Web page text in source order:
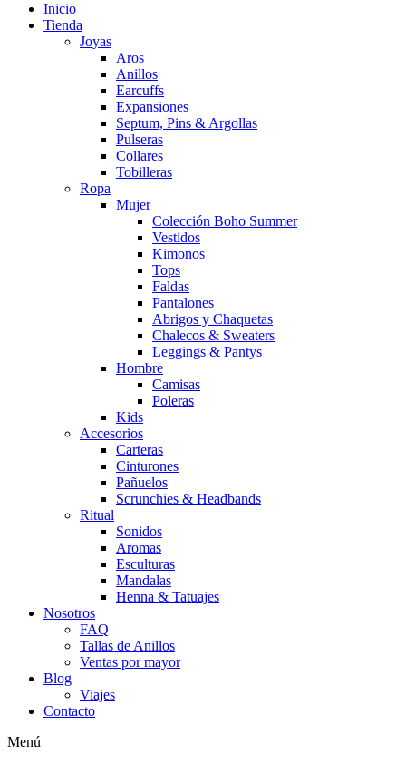
Inicio
Tienda
Joyas
Aros
Anillos
Earcuffs
Expansiones
Septum, Pins & Argollas
Pulseras
Collares
Tobilleras
Ropa
Mujer
Colección Boho Summer
Vestidos
Kimonos
Tops
Faldas
Pantalones
Abrigos y Chaquetas
Chalecos & Sweaters
Leggings & Pantys
Hombre
Camisas
Poleras
Kids
Accesorios
Carteras
Cinturones
Pañuelos
Scrunchies & Headbands
Ritual
Sonidos
Aromas
Esculturas
Mandalas
Henna & Tatuajes
Nosotros
FAQ
Tallas de Anillos
Ventas por mayor
Blog
Viajes
Contacto
Menú